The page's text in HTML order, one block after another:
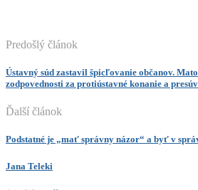
Predošlý článok
Ústavný súd zastavil špicľovanie občanov.
zodpovednosti za protiústavné konanie a
Ďalší článok
Podstatné je „mať správny názor“ a byť v
Jana Teleki